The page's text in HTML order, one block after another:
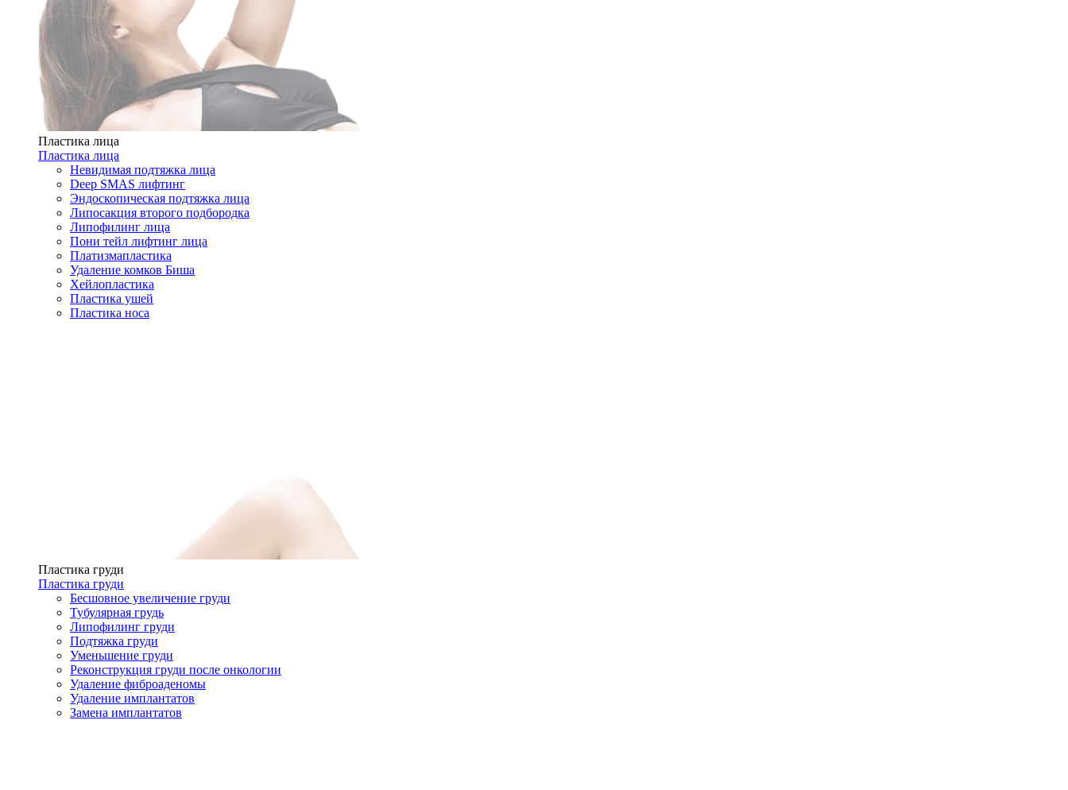
Пластика лица
Пластика лица
Невидимая подтяжка лица
Deep SMAS лифтинг
Эндоскопическая подтяжка лица
Липосакция второго подбородка
Липофилинг лица
Пони тейл лифтинг лица
Платизмапластика
Удаление комков Биша
Хейлопластика
Пластика ушей
Пластика носа
Пластика груди
Пластика груди
Бесшовное увеличение груди
Тубулярная грудь
Липофилинг груди
Подтяжка груди
Уменьшение груди
Реконструкция груди после онкологии
Удаление фиброаденомы
Удаление имплантатов
Замена имплантатов